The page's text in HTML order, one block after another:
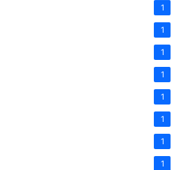
1
1
1
1
1
1
1
1